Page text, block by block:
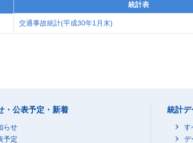
統計表
交通事故統計(平成30年1月末)
・公表予定・新着
らせ
予定
統計デ
す
デ